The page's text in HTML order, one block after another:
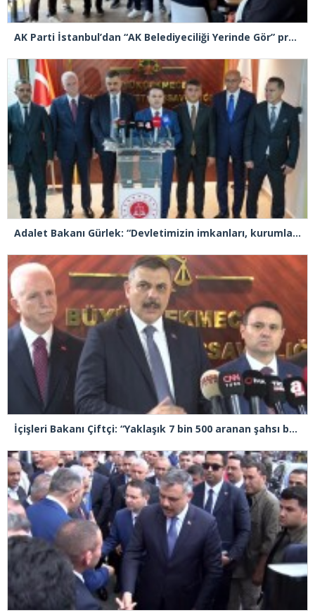
AK Parti İstanbul’dan “AK Belediyeciliği Yerinde Gör” programı
Adalet Bakanı Gürlek: “Devletimizin imkanları, kurumlarımızın tecrübesi ve hukukun kudreti her türlü suç yapılanmasından üstündür”
İçişleri Bakanı Çiftçi: “Yaklaşık 7 bin 500 aranan şahsı bu yılın ilk 7 ayında yakalamış durumdayız”